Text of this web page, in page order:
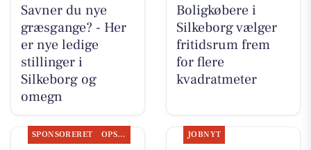
Savner du nye
græsgange? - Her
er nye ledige
stillinger i
Silkeborg og
omegn
Boligkøbere i
Silkeborg vælger
fritidsrum frem
for flere
kvadratmeter
SPONSORERET OPSLAGSTAVLEN JOBNYT